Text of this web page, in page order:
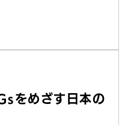
をめざす日本の